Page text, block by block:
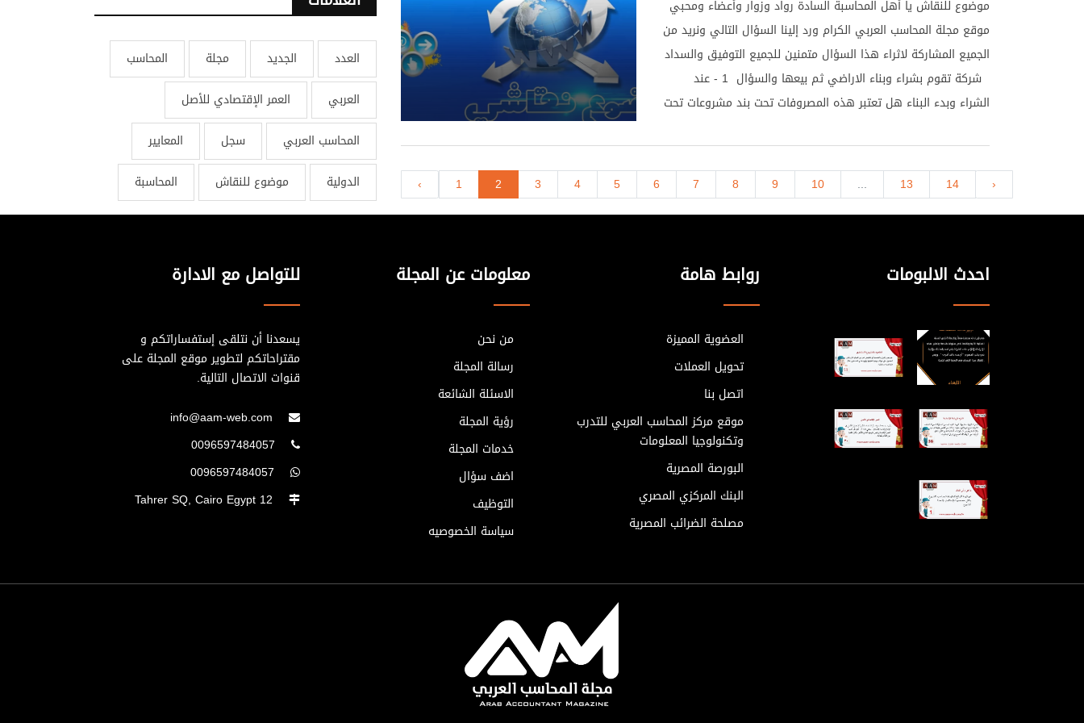
العدد الجديد مجلة
المحاسب
العربي
العمر الإقتصادي للأصل
المحاسب العربي
سجل
المعايير
الدولية
موضوع للنقاش المحاسبة
العلمي ، وتعريف الآخَرين بالمجلة وما يُنْشَر فيها من بحوث
ودراسات . وبهذا الصدد تتوجَّه هيئتا تحرير المجلتين بأطيب
التهاني إلى كل من ساهم معنا في تحقيقنا للنجاح والوصول إلى ما
حققناه من علم ومعرفة للمحاسب العربي من خلال الطرح العلمي
المميز الذي يتم نشره في العدد الالكتروني المنشور على المجلة أو
والباحث المالي الاستاذ / أيمن عزريل ، على ما يقدموه من مقالات
موضوع للنقاش يا أهل المحاسبة السادة رواد وزوار وأعضاء ومحبي
موقع مجلة المحاسب العربي الكرام ورد إلينا السؤال التالي ونريد من
الجميع المشاركة لاثراء هذا السؤال متمنين للجميع التوفيق والسداد
شركة تقوم بشراء وبناء الاراضي ثم بيعها والسؤال 1 - عند
الشراء وبدء البناء هل تعتبر هذه المصروفات تحت بند مشروعات تحت
المعالجة المحاسبية الصحيحة لها 3 - مخزون الوحجات العقارية "
الشقق " هل يعتبر مخزون أو عقارات إستثمارية . 4 - عند البيع بعد
التجهيز ما هي المعالجة المحاسبية لها ولا تنسى عند السؤال
‹ 1 2 3 4 5 6 7 8 9 10 ... 13 14 ›
للتواصل مع الادارة
يسعدنا أن نتلقى إستفساراتكم و
مقتراحاتكم لتطوير موقع المجلة على
قنوات الاتصال التالية.
معلومات عن المجلة
من نحن
رسالة المجلة
الاسئلة الشائعة
رؤية المجلة
خدمات المجلة
اضف سؤال
التوظيف
سياسة الخصوصيه
روابط هامة
العضوية المميزة
تحويل العملات
اتصل بنا
موقع مركز المحاسب العربي للتدرب
وتكنولوجيا المعلومات
البورصة المصرية
البنك المركزي المصري
مصلحة الضرائب المصرية
احدث الالبومات